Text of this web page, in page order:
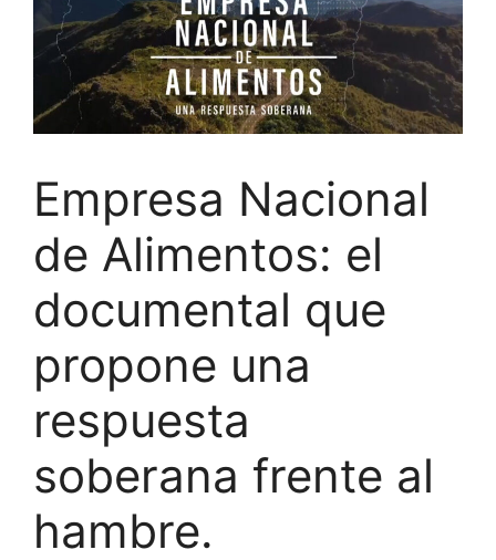
Empresa Nacional
de Alimentos: el
documental que
propone una
respuesta
soberana frente al
hambre.